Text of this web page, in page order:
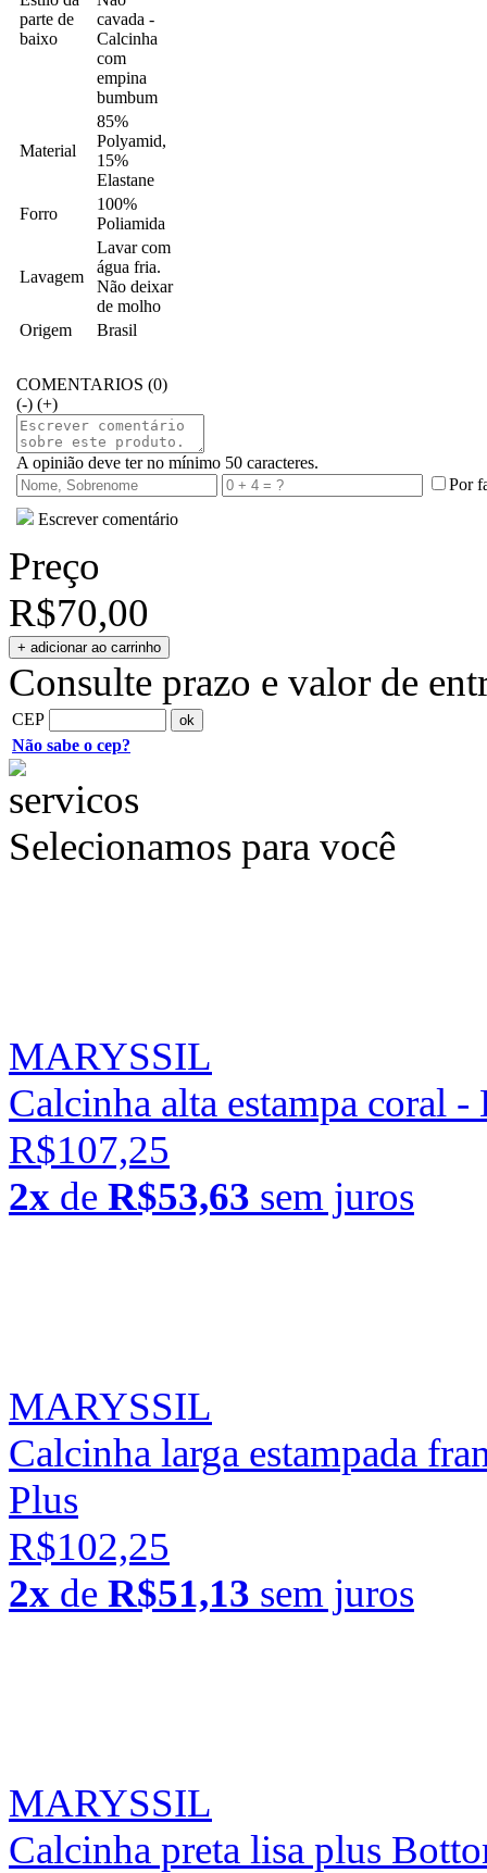
parte de
baixo
cavada -
Calcinha
com
empina
bumbum
Material
85%
Polyamid,
15%
Elastane
Forro
100%
Poliamida
Lavagem
Lavar com
água fria.
Não deixar
de molho
Origem
Brasil
COMENTARIOS (0)
(-) (+)
A opinião deve ter no mínimo 50 caracteres.
Por
Escrever comentário
Preço
R$70,00
Consulte prazo e valor de
CEP
Não sabe o cep?
Selecionamos para você
MARYSSIL
Calcinha alta estampa coral
R$107,25
2x de R$53,63 sem juros
MARYSSIL
Calcinha larga estampada
Plus
R$102,25
2x de R$51,13 sem juros
MARYSSIL
Calcinha preta lisa plus